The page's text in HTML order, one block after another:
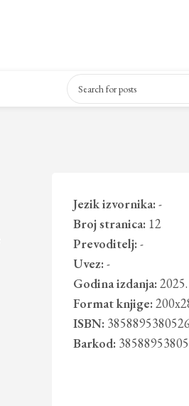
Jezik izvornika: -
Broj stranica: 12
Prevoditelj: -
Uvez: -
Godina izdanja: 2025.
Format knjige:
ISBN: 3858895380526
Barkod: